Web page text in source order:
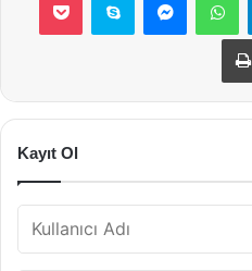
Kayıt Ol